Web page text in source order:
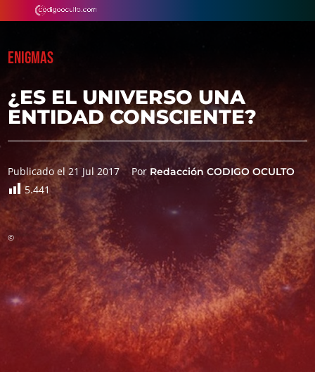
ENIGMAS
¿ES EL UNIVERSO UNA
ENTIDAD CONSCIENTE?
Publicado el 21 Jul 2017 Por Redacción CODIGO OCULTO
5.441
©